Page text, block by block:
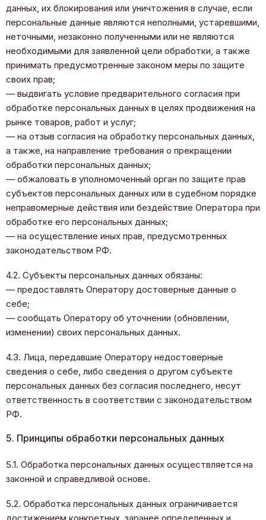
данных, их блокирования или уничтожения в случае, если
персональные данные являются неполными, устаревшими,
неточными, незаконно полученными или не являются
необходимыми для заявленной цели обработки, а также
принимать предусмотренные законом меры по защите
своих прав;
— выдвигать условие предварительного согласия при
обработке персональных данных в целях продвижения на
рынке товаров, работ и услуг;
— на отзыв согласия на обработку персональных данных,
а также, на направление требования о прекращении
обработки персональных данных;
— обжаловать в уполномоченный орган по защите прав
субъектов персональных данных или в судебном порядке
неправомерные действия или бездействие Оператора при
обработке его персональных данных;
— на осуществление иных прав, предусмотренных
законодательством РФ.
4.2. Субъекты персональных данных обязаны:
— предоставлять Оператору достоверные данные о
себе;
— сообщать Оператору об уточнении (обновлении,
изменении) своих персональных данных.
4.3. Лица, передавшие Оператору недостоверные
сведения о себе, либо сведения о другом субъекте
персональных данных без согласия последнего, несут
ответственность в соответствии с законодательством
РФ.
5. Принципы обработки персональных данных
5.1. Обработка персональных данных осуществляется на
законной и справедливой основе.
5.2. Обработка персональных данных ограничивается
достижением конкретных, заранее определенных и